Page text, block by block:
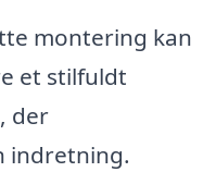
montering kan
et stilfuldt
der
indretning.